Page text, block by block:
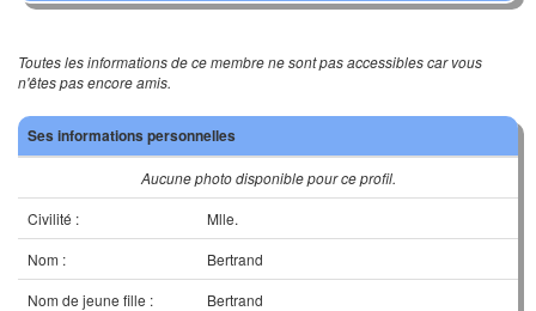
Toutes les informations de ce membre ne sont pas accessibles car vous
n'êtes pas encore amis.
Ses informations personnelles
Aucune photo disponible pour ce profil.
Civilité :
Mlle.
Nom :
Bertrand
Nom de jeune fille :
Bertrand